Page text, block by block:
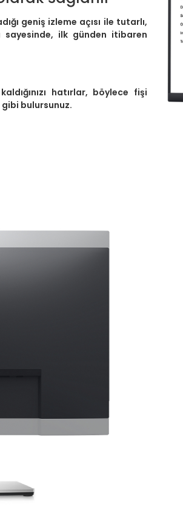
geniş izleme açısı ile tutarlı,
sayesinde, ilk günden itibaren
hatırlar, böylece fişi
gibi bulursunuz.